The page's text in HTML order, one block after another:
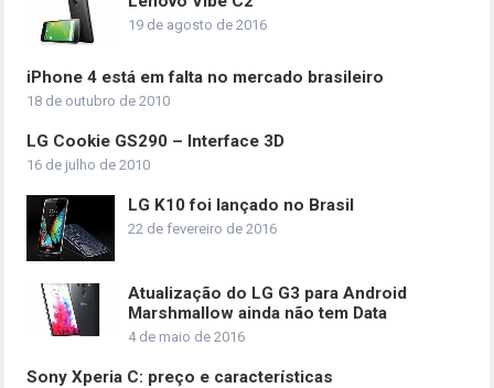
19 de agosto de 2016
iPhone 4 está em falta no mercado brasileiro
18 de outubro de 2010
LG Cookie GS290 – Interface 3D
16 de julho de 2010
LG K10 foi lançado no Brasil
22 de fevereiro de 2016
Atualização do LG G3 para Android
Marshmallow ainda não tem Data
4 de maio de 2016
Sony Xperia C: preço e características